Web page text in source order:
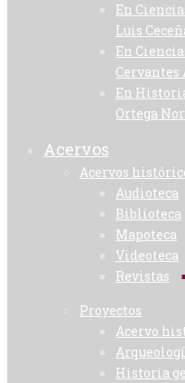
En
Luis
En
Cervantes
En
Ortega
Acervos
Acervos
Audioteca
Biblioteca
Mapoteca
Videoteca
Revistas
Proyectos
Acervo
Historia